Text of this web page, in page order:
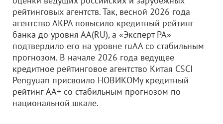
рейтинговых агентств. Так, весной 2026 года
агентство АКРА повысило кредитный рейтинг
банка до уровня АА(RU), а «Эксперт РА»
подтвердило его на уровне ruAA со стабильным
прогнозом. В начале 2026 года ведущее
кредитное рейтинговое агентство Китая CSCI
Pengyuan присвоило НОВИКОМу кредитный
рейтинг AA+ со стабильным прогнозом по
национальной шкале.